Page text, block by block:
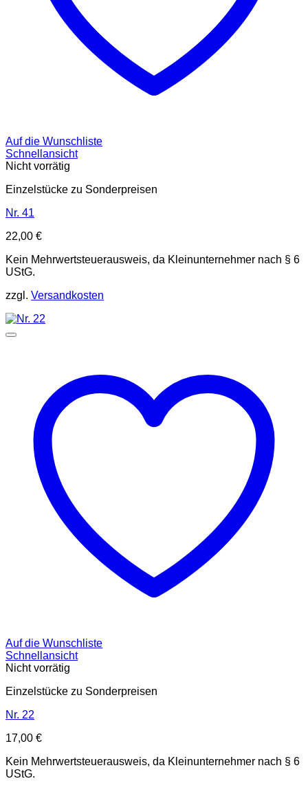
Auf die Wunschliste
Schnellansicht
Nicht vorrätig
Einzelstücke zu Sonderpreisen
Nr. 41
22,00 €
Kein Mehrwertsteuerausweis, da Kleinunternehmer nach § 6
UStG.
zzgl. Versandkosten
Auf die Wunschliste
Schnellansicht
Nicht vorrätig
Einzelstücke zu Sonderpreisen
Nr. 22
17,00 €
Kein Mehrwertsteuerausweis, da Kleinunternehmer nach § 6
UStG.